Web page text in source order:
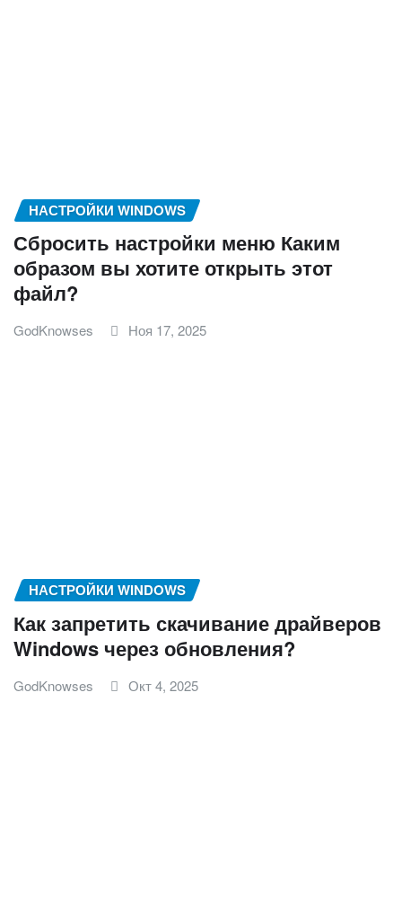
НАСТРОЙКИ WINDOWS
Сбросить настройки меню Каким
образом вы хотите открыть этот
файл?
GodKnowses Ноя 17, 2025
НАСТРОЙКИ WINDOWS
Как запретить скачивание драйверов
Windows через обновления?
GodKnowses Окт 4, 2025